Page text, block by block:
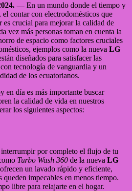
— En un mundo donde el tiempo y
contar con electrodomésticos que
es crucial para mejorar la calidad de
vez más personas toman en cuenta la
de espacio como factores cruciales
ejemplos como la nueva LG
diseñados para satisfacer las
tecnología de vanguardia y un
de los ecuatorianos.
en día es más importante buscar
la calidad de vida en nuestros
los siguientes aspectos:
por completo el flujo de tu
Turbo Wash 360 de la nueva LG
un lavado rápido y eficiente,
queden impecables en menos tiempo.
libre para relajarte en el hogar.